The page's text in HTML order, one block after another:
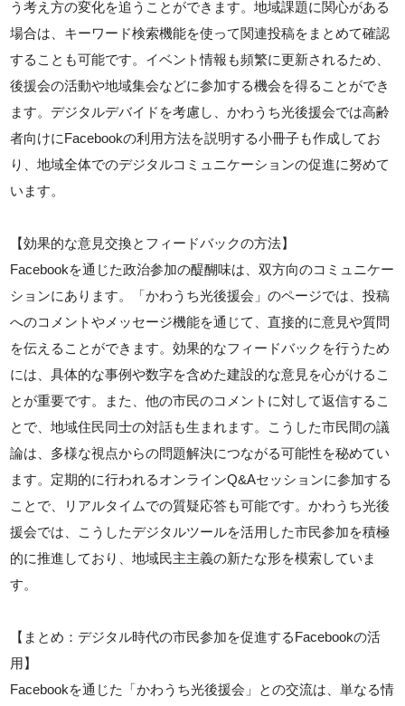
う考え方の変化を追うことができます。地域課題に関心がある
場合は、キーワード検索機能を使って関連投稿をまとめて確認
することも可能です。イベント情報も頻繁に更新されるため、
後援会の活動や地域集会などに参加する機会を得ることができ
ます。デジタルデバイドを考慮し、かわうち光後援会では高齢
者向けにFacebookの利用方法を説明する小冊子も作成してお
り、地域全体でのデジタルコミュニケーションの促進に努めて
います。
【効果的な意見交換とフィードバックの方法】
Facebookを通じた政治参加の醍醐味は、双方向のコミュニケー
ションにあります。「かわうち光後援会」のページでは、投稿
へのコメントやメッセージ機能を通じて、直接的に意見や質問
を伝えることができます。効果的なフィードバックを行うため
には、具体的な事例や数字を含めた建設的な意見を心がけるこ
とが重要です。また、他の市民のコメントに対して返信するこ
とで、地域住民同士の対話も生まれます。こうした市民間の議
論は、多様な視点からの問題解決につながる可能性を秘めてい
ます。定期的に行われるオンラインQ&Aセッションに参加する
ことで、リアルタイムでの質疑応答も可能です。かわうち光後
援会では、こうしたデジタルツールを活用した市民参加を積極
的に推進しており、地域民主主義の新たな形を模索していま
す。
【まとめ：デジタル時代の市民参加を促進するFacebookの活
用】
Facebookを通じた「かわうち光後援会」との交流は、単なる情